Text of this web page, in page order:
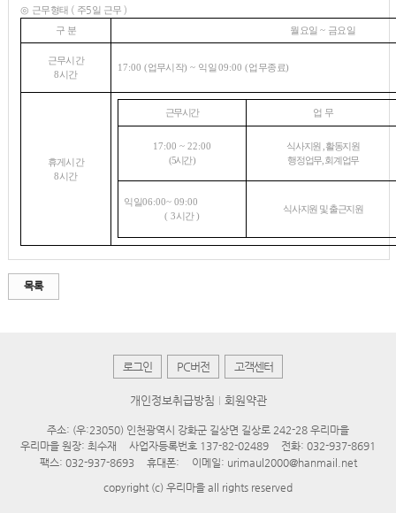
◎ 근무형태 ( 주5일 근무)
구 분 월요일~ 금요일
근무시간
8시간
17:00 (업무시작) ~ 익일09:00 (업무종료)
휴게시간
8시간
근무시간 업 무
17:00 ~ 22:00
( 5시간)
식사지원 활동지원
행정업무, 회계업무
익일06:00~ 09:00
( 3시간)
식사지원 및 출근지원
목록
로그인 PC버전 고객센터
개인정보취급방침 회원약관
주소: (우:23050) 인천광역시 강화군 길상면 길상로 242-28 우리마을
우리마을 원장: 최수재
사업자등록번호 137-82-02489
전화: 032-937-8691
팩스: 032-937-8693
휴대폰:
이메일: urimaul2000@hanmail.net
copyright (c) 우리마을 all rights reserved